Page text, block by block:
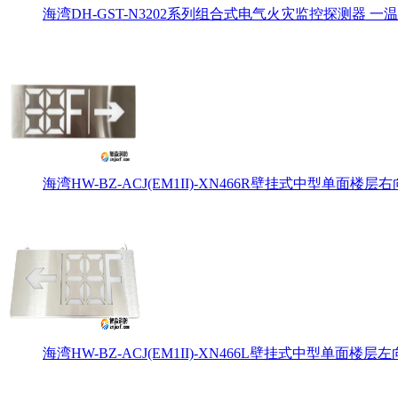
海湾DH-GST-N3202系列组合式电气火灾监控探测器 一温
海湾HW-BZ-ACJ(EM1II)-XN466R壁挂式中型单面楼层右
海湾HW-BZ-ACJ(EM1II)-XN466L壁挂式中型单面楼层左